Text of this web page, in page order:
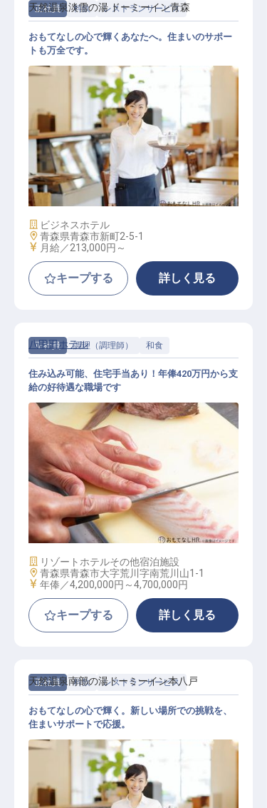
正社員 料飲 レストランサービス
レストランサービス
天然温泉淡雪の湯 ドーミーイン青森
おもてなしの心で輝くあなたへ。住まいのサポー
トも万全です。
施設業態
ビジネスホテル
勤務地
青森県青森市新町2-5-1
給与
月給／213,000円～
キープする 詳しく見る
正社員 調理（調理師） 和食
和食調理
八甲田ホテル
住み込み可能、住宅手当あり！年俸420万円から支
給の好待遇な職場です
施設業態
リゾートホテルその他宿泊施設
勤務地
青森県青森市大字荒川字南荒川山1-1
給与
年俸／4,200,000円～4,700,000円
キープする 詳しく見る
正社員 料飲 レストランサービス
天然温泉南部の湯ドーミーイン本八戸
おもてなしの心で輝く。新しい場所での挑戦を、
住まいサポートで応援。